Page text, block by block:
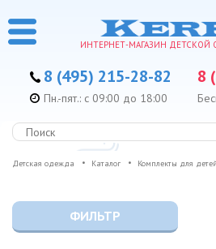
ИНТЕРНЕТ-МАГАЗИН ДЕТСКОЙ
8 (495) 215-28-82 8
Пн.-пят.: с 09:00 до 18:00
Детская одежда Каталог Комплекты для детей
ФИЛЬТР